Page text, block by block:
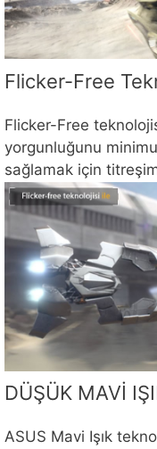
Flicker-Free
Flicker-Free
yorgunluğunu
sağlamak için
DÜŞÜK MAVİ
ASUS Mavi Işık